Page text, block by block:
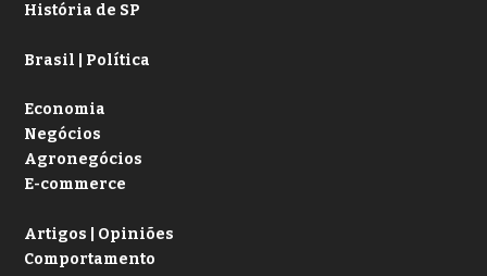
História de SP
Brasil | Política
Economia
Negócios
Agronegócios
E-commerce
Artigos | Opiniões
Comportamento